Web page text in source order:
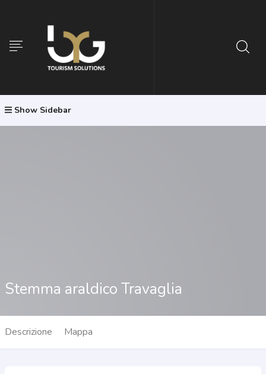
Show Sidebar
Stemma araldico Travaglia
Descrizione Mappa